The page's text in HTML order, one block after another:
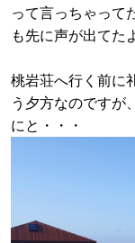
って言っちゃって
も先に声が出てた
桃岩荘へ行く前に
う夕方なのですが
にと・・・